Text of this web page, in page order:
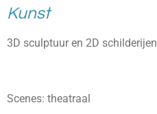
Kunst
3D sculptuur en 2D schilderijen
Scenes: theatraal